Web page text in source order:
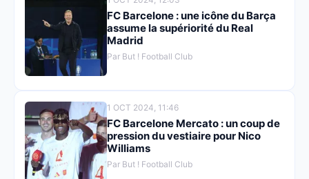
FC Barcelone : une icône du Barça
assume la supériorité du Real
Madrid
Par But ! Football Club
1 OCT 2024, 11:46
FC Barcelone Mercato : un coup de
pression du vestiaire pour Nico
Williams
Par But ! Football Club